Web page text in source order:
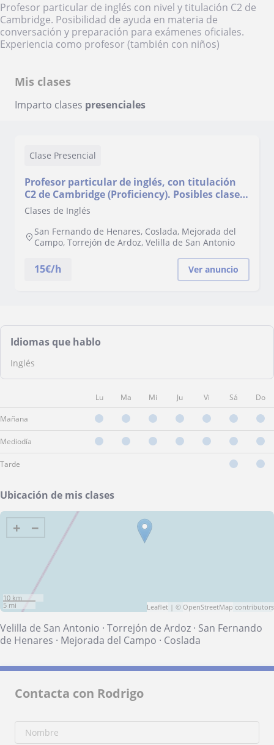
Profesor particular de inglés con nivel y titulación C2 de
Cambridge. Posibilidad de ayuda en materia de
conversación y preparación para exámenes oficiales.
Experiencia como profesor (también con niños)
Mis clases
Imparto clases presenciales
Clase Presencial
Profesor particular de inglés, con titulación
C2 de Cambridge (Proficiency). Posibles clases
de conversación y preparación para
exámenes oficiales
Clases de Inglés
San Fernando de Henares, Coslada, Mejorada del
Campo, Torrejón de Ardoz, Velilla de San Antonio
15€/h Ver anuncio
Idiomas que hablo
Inglés
Lu Ma Mi Ju Vi Sá Do
Mañana
Mediodía
Tarde
Ubicación de mis clases
+ −
10 km
5 mi
Leaflet | © OpenStreetMap contributors
Velilla de San Antonio · Torrejón de Ardoz · San Fernando
de Henares · Mejorada del Campo · Coslada
Contacta con Rodrigo